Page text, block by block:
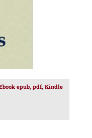
epub, pdf, Kindle